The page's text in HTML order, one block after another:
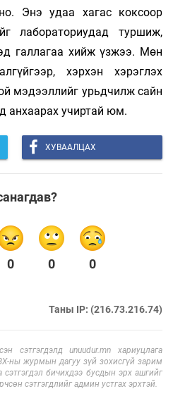
Энэ удаа хагас коксоор
лабораториудад туршиж,
галлагаа хийж үзжээ. Мөн
хэрхэн хэрэглэх
мэдээллийг урьдчилж сайн
анхаарах учиртай юм.
ХУВААЛЦАХ
0 0 0
Таны IP: (216.73.216.74)
сэтгэгдэлд unuudur.mn хариуцлага
ны журмын дагуу зүй зохисгүй зарим
сэтгэгдэл бичихдээ бусдын эрх ашгийг
сэтгэгдлийг админ устгах эрхтэй.